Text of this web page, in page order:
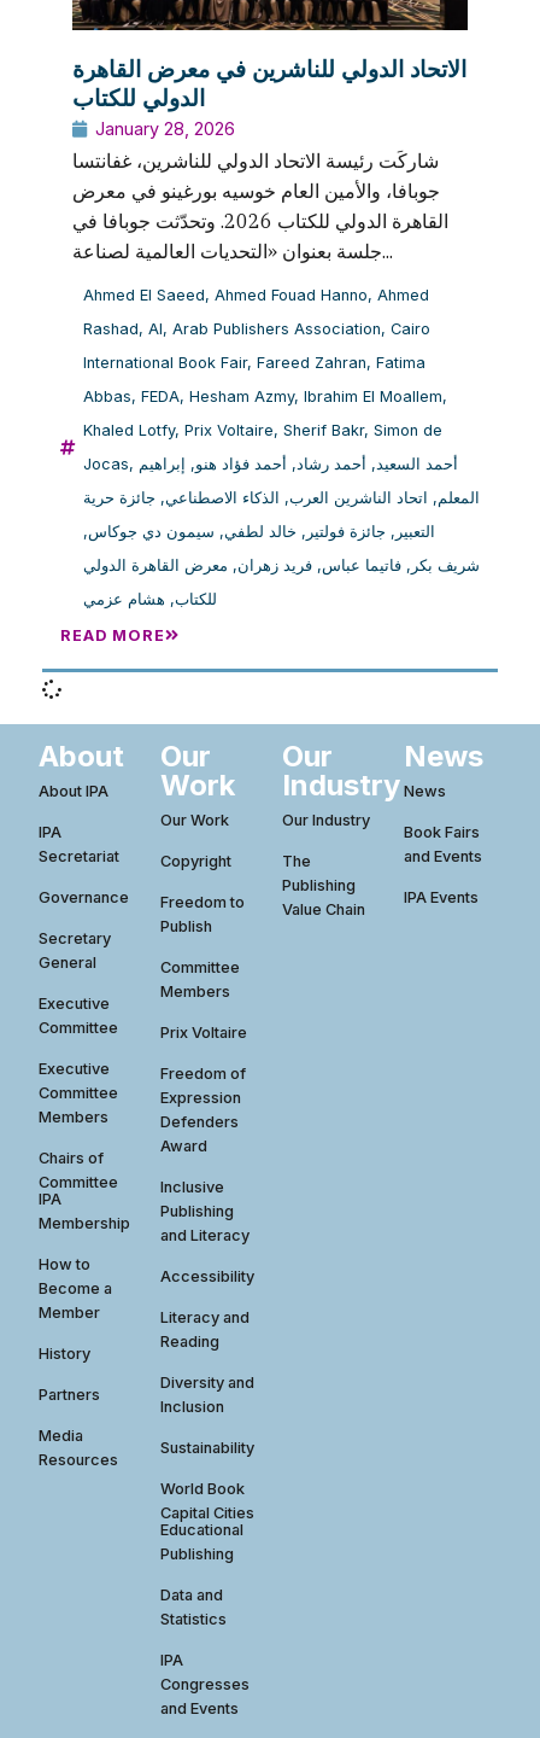
الاتحاد الدولي للناشرين في معرض القاهرة
الدولي للكتاب
January 28, 2026
شاركَت رئيسة الاتحاد الدولي للناشرين، غفانتسا
جوبافا، والأمين العام خوسيه بورغينو في معرض
القاهرة الدولي للكتاب 2026. وتحدّثت جوبافا في
جلسة بعنوان «التحديات العالمية لصناعة...
Ahmed El Saeed, Ahmed Fouad Hanno, Ahmed
Rashad, AI, Arab Publishers Association, Cairo
International Book Fair, Fareed Zahran, Fatima
Abbas, FEDA, Hesham Azmy, Ibrahim El Moallem,
Khaled Lotfy, Prix Voltaire, Sherif Bakr, Simon de
Jocas, أحمد السعيد, أحمد رشاد, أحمد فؤاد هنو, إبراهيم
المعلم, اتحاد الناشرين العرب, الذكاء الاصطناعي, جائزة حرية
التعبير , جائزة فولتير , خالد لطفي, سيمون دي جوكاس,
شريف بكر , فاتيما عباس, فريد زهران, معرض القاهرة الدولي
للكتاب, هشام عزمي
READ MORE
About
About IPA
IPA
Secretariat
Governance
Secretary
General
Executive
Committee
Executive
Committee
Members
Chairs of
Committee
IPA
Membership
How to
Become a
Member
History
Partners
Media
Resources
Our
Work
Our Work
Copyright
Freedom to
Publish
Committee
Members
Prix Voltaire
Freedom of
Expression
Defenders
Award
Inclusive
Publishing
and Literacy
Accessibility
Literacy and
Reading
Diversity and
Inclusion
Sustainability
World Book
Capital Cities
Educational
Publishing
Data and
Statistics
IPA
Congresses
and Events
Our
Industry
Our Industry
The
Publishing
Value Chain
News
News
Book Fairs
and Events
IPA Events